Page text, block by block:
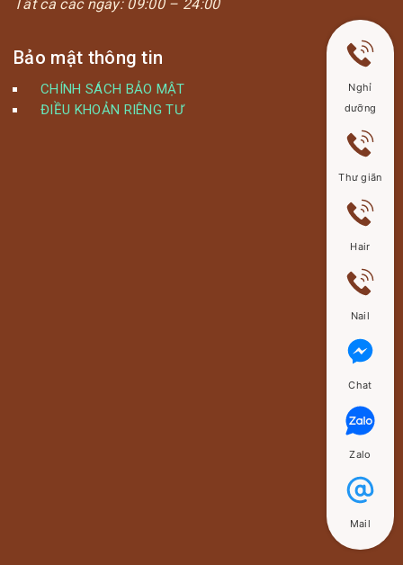
Tất cả các ngày: 09:00 – 24:00
Bảo mật thông tin
CHÍNH SÁCH BẢO MẬT
ĐIỀU KHOẢN RIÊNG TƯ
Nghỉ
dưỡng
Thư giãn
Hair
Nail
Chat
Zalo
Mail